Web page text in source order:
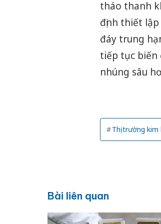
tháo thanh
định thiết
đáy trung
tiếp tục biến
nhúng sâu
Thị trường kim
Bài liên quan